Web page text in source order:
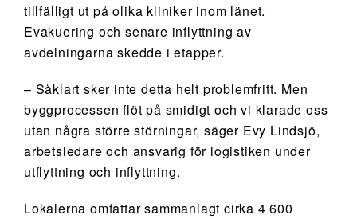
tillfälligt ut på olika kliniker inom länet.
Evakuering och senare inflyttning av
avdelningarna skedde i etapper.
– Såklart sker inte detta helt problemfritt. Men
byggprocessen flöt på smidigt och vi klarade oss
utan några större störningar, säger Evy Lindsjö,
arbetsledare och ansvarig för logistiken under
utflyttning och inflyttning.
Lokalerna omfattar sammanlagt cirka 4 600